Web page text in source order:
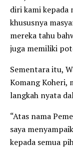
diri kami kepada
khususnya
mereka tahu
juga memiliki
Sementara itu,
Komang Koheri,
langkah nyata
“Atas nama
saya
kepada semua